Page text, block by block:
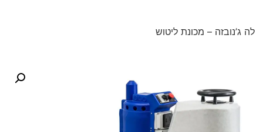
לה ג’נובזה – מכונת ליטוש